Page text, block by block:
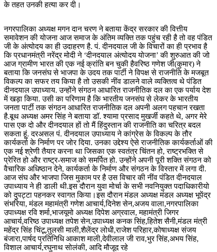
के तहत उनकी हत्या कर दी।
नगरपालिका अध्यक्ष मगन दान चरण ने बताया केंद्र सरकार की वित्तीय
समावेशन की योजना आज समाज के अंतिम व्यक्ति तक पहुंच रही है तो वह पंडित
जी के अंत्योदय का ही उदाहरण है. पं. दीनदयाल जी के विचारों का ही प्रभाव है
कि प्रधानमंत्री नरेंद्र मोदी ने ‘दीनदयाल अंत्योदय योजना’ की शुरुआत की जो
आज ग्रामीण भारत की एक नई क्रांति बन चुकी हैवरिष्ठ गणेश जी(कुमार) ने
बताया कि जनसंघ से भाजपा के उदय तक पार्टी ने विपक्ष से राजनीति के मजबूत
विकल्प का सफर तय किया है तो उसकी नींव डालने वाले व्यक्तित्व थे पंडित
दीनदयाल उपाध्याय. उन्होंने संगठन आधारित राजनीतिक दल का एक पर्याय देश
में खड़ा किया. उसी का परिणाम है कि भारतीय जनसंघ से लेकर के भारतीय
जनता पार्टी तक संगठन आधारित राजनीतिक दल अपनी अलग पहचान रखता
है.बूथ अध्यक्ष अमर सिंह ने बताया डॉ. श्यामा प्रसाद मुखर्जी कहते थे, अगर मेरे
पास एक दो और दीनदयाल हों तो मैं हिंदुस्तान की राजनीति का चरित्र बदल
सकता हूं. दरअसल पं. दीनदयाल उपाध्याय ने कांग्रेस के विकल्प के तौर
कार्यकर्ता के निर्माण पर जोर दिया. उनका उद्देश्य ऐसे राजनीतिक कार्यकर्ताओं की
एक नई श्रेणी तैयार करना था जिसका एक स्वतंत्र चिंतन हो, राष्ट्रभक्ति से
प्रेरित हो और राष्ट्र-समाज को समर्पित हो. उन्होंने अपनी पूरी शक्ति संगठन को
वैचारिक अधिष्ठान देने, कार्यकर्ता के निर्माण और संगठन के विस्तार में लगा दी.
आज संघ और भाजपा जिस मुकाम पर है उस विचार की नींव पंडित दीनदयाल
उपाध्याय ने ही डाली थी.इस दौरान युवा मोर्चा के सभी नवनियुक्त पदाधिकारीयो
को दुपट्टा पहनकर स्वागत किया।इस दौरान मंडल अध्यक्ष मंडल अध्यक्ष भूपेंद्र
संभरिया, मंडल महामंत्री गणेश आचार्य,दिनेश सेन,अजय वाला,नगरपालिका
उपाध्यक्ष रवि शर्मा,भाजयूमो अध्यक्ष दिपेश अग्रवाल, महामंत्री जिगर
आचार्य,वरिष्ठ उपाध्यक्ष तपेश सेन,उपाध्यक्ष कनक सिंह,हितेश सैनी,मंडल मंत्री
महेंद्र सिंह चिंटू,तुलसी माली,शैलेंद्र लोधी,राजेश परिहार,कोषाध्यक्ष संजय
बंजारा,पार्षद प्रतिनिधि आकाश माली,देवीलाल जी राव,भुर सिंह,अभय सिंह,
विशाल आचार्य,रघुनाथ सोलंकी, आदि मौजूद रहे